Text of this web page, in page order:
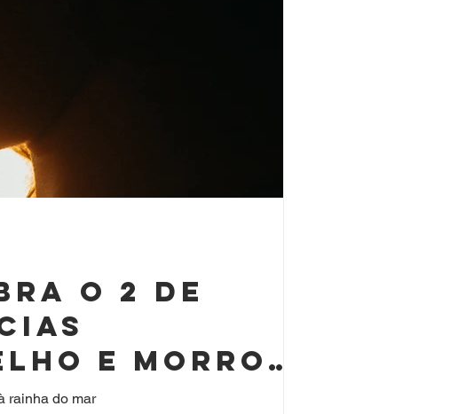
o 2 de
e Morro
rainha do mar